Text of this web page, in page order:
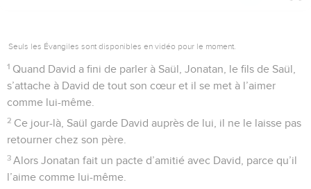
Seuls les Évangiles sont disponibles en vidéo pour le moment.
1 Quand David a fini de parler à Saül, Jonatan, le fils de Saül,
s’attache à David de tout son cœur et il se met à l’aimer
comme lui-même.
2 Ce jour-là, Saül garde David auprès de lui, il ne le laisse pas
retourner chez son père.
3 Alors Jonatan fait un pacte d’amitié avec David, parce qu’il
l’aime comme lui-même.